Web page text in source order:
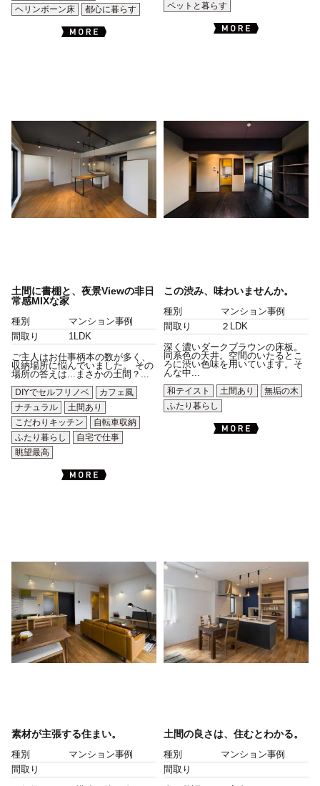
ヘリンボーン床
都心に暮らす
ペットと暮らす
土間に書棚と、夜景Viewの非日
常感MIXな家
種別
マンション事例
間取り
1LDK
ご主人はお仕事柄本の数が多く、
収納場所に悩んでいました。 その
場所の答えは...まさかの土間？...
DIYでセルフリノベ
カフェ風
ナチュラル
土間あり
こだわりキッチン
自転車収納
ふたり暮らし
自宅で仕事
眺望最高
この渋み、味わいませんか。
種別
マンション事例
間取り
２LDK
深く濃いダークブラウンの床板。
同系色の天井。空間のいたるとこ
ろに渋い色味を用いています。そ
んな中...
和テイスト
土間あり
無垢の木
ふたり暮らし
素材が主張する住まい。
種別
マンション事例
間取り
土間の良さは、住むとわかる。
種別
マンション事例
間取り